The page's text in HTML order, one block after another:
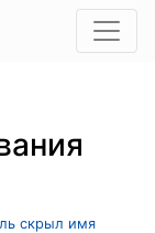
скрыл имя